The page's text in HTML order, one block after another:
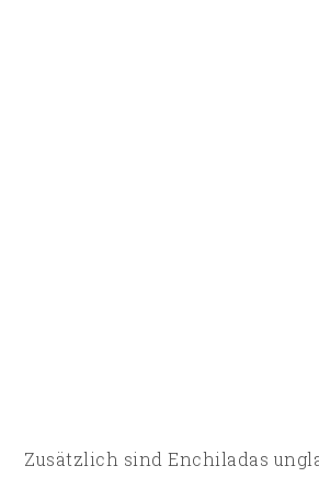
Zusätzlich sind Enchiladas